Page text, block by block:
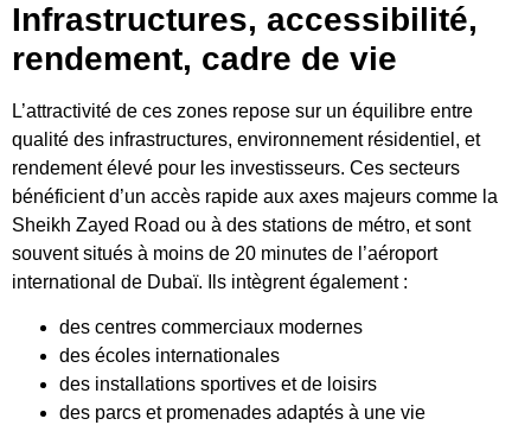
Infrastructures, accessibilité,
rendement, cadre de vie
L’attractivité de ces zones repose sur un équilibre entre
qualité des infrastructures, environnement résidentiel, et
rendement élevé pour les investisseurs. Ces secteurs
bénéficient d’un accès rapide aux axes majeurs comme la
Sheikh Zayed Road ou à des stations de métro, et sont
souvent situés à moins de 20 minutes de l’aéroport
international de Dubaï. Ils intègrent également :
des centres commerciaux modernes
des écoles internationales
des installations sportives et de loisirs
des parcs et promenades adaptés à une vie